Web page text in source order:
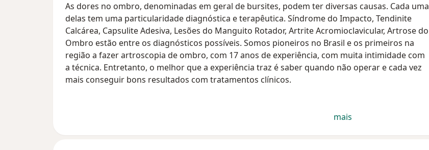
As dores no ombro, denominadas em geral de bursites, podem ter diversas causas. Cada uma
delas tem uma particularidade diagnóstica e terapêutica. Síndrome do Impacto, Tendinite
Calcárea, Capsulite Adesiva, Lesões do Manguito Rotador, Artrite Acromioclavicular, Artrose do
Ombro estão entre os diagnósticos possíveis. Somos pioneiros no Brasil e os primeiros na
região a fazer artroscopia de ombro, com 17 anos de experiência, com muita intimidade com
a técnica. Entretanto, o melhor que a experiência traz é saber quando não operar e cada vez
mais conseguir bons resultados com tratamentos clínicos.
mais